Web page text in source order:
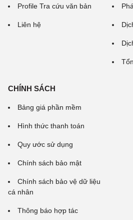
Profile Tra cứu văn bản
Liên hệ
CHÍNH SÁCH
Bảng giá phần mềm
Hình thức thanh toán
Quy ước sử dụng
Chính sách bảo mật
Chính sách bảo vệ dữ liệu
cá nhân
Thông báo hợp tác